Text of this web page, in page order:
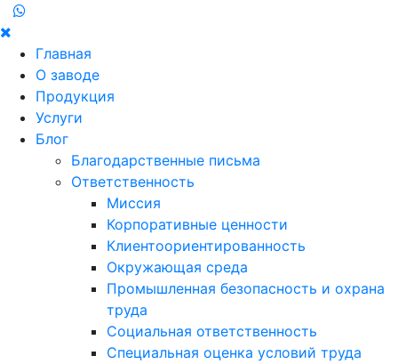
Главная
О заводе
Продукция
Услуги
Блог
Благодарственные письма
Ответственность
Миссия
Корпоративные ценности
Клиентоориентированность
Окружающая среда
Промышленная безопасность и охрана
труда
Социальная ответственность
Специальная оценка условий труда